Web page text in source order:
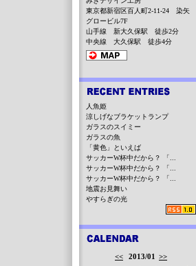
東京都新宿区百人町2-11-24 染矢
グロービル7F
山手線 新大久保駅 徒歩2分
中央線 大久保駅 徒歩4分
人魚姫
涼しげなブラケットランプ
ガラスのスイミー
ガラスの魚
「黄色」といえば
サッカーW杯中だから？ 「...
サッカーW杯中だから？ 「...
サッカーW杯中だから？ 「...
地震お見舞い
やすらぎの光
<< 2013/01 >>